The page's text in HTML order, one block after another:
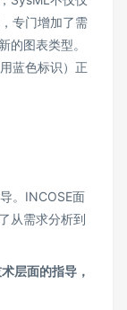
专门增加了需
的图表类型。
蓝色标识）正
。INCOSE面
从需求分析到
层面的指导，